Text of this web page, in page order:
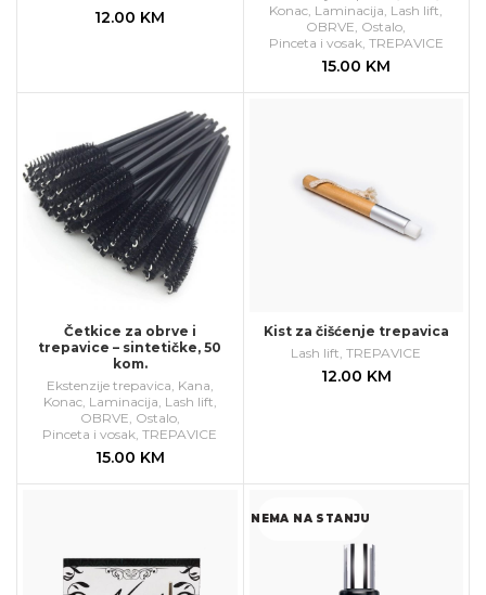
12.00 KM
Konac Laminacija Lash lift
OBRVE Ostalo
Pinceta i vosak, TREPAVICE
15.00 KM
Četkice za obrve i
trepavice – sintetičke, 50
kom.
Ekstenzije trepavica, Kana,
Konac, Laminacija, Lash lift,
OBRVE, Ostalo,
Pinceta i vosak,TREPAVICE
15.00 KM
Kist za čišćenje trepavica
Lash lift,TREPAVICE
12.00 KM
NEMA NA STANJU